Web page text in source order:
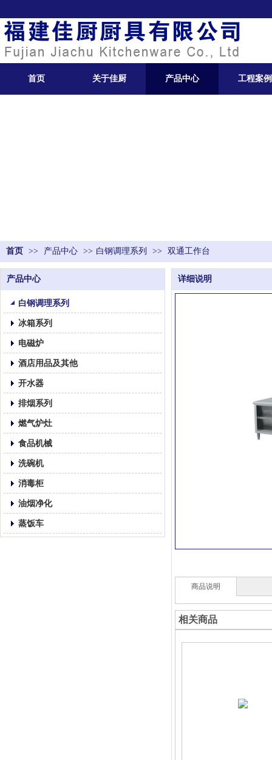
首页 关于佳厨 产品中心 工程案例
首页 >> 产品中心 >> 白钢调理系列 >> 双通工作台
产品中心
白钢调理系列
冰箱系列
电磁炉
酒店用品及其他
开水器
排烟系列
燃气炉灶
食品机械
洗碗机
消毒柜
油烟净化
蒸饭车
详细说明
商品说明
相关商品